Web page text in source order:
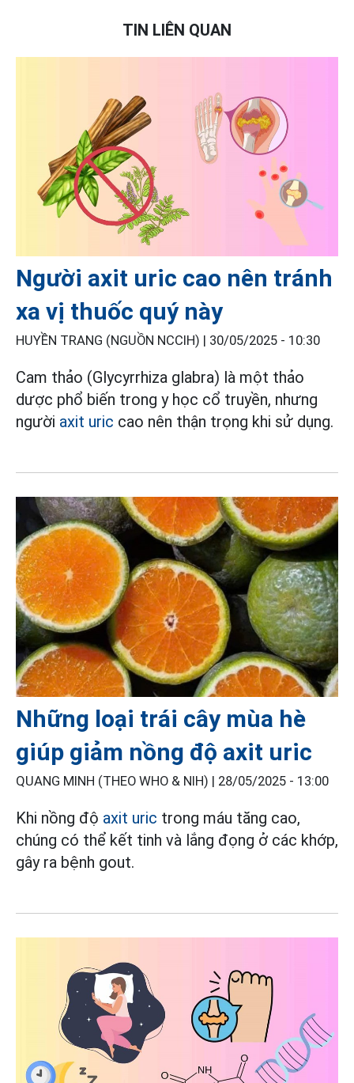
TIN LIÊN QUAN
Người axit uric cao nên tránh
xa vị thuốc quý này
HUYỀN TRANG (NGUỒN NCCIH) | 30/05/2025 - 10:30
Cam thảo (Glycyrrhiza glabra) là một thảo
dược phổ biến trong y học cổ truyền, nhưng
người axit uric cao nên thận trọng khi sử dụng.
Những loại trái cây mùa hè
giúp giảm nồng độ axit uric
QUANG MINH (THEO WHO & NIH) | 28/05/2025 - 13:00
Khi nồng độ axit uric trong máu tăng cao,
chúng có thể kết tinh và lắng đọng ở các khớp,
gây ra bệnh gout.